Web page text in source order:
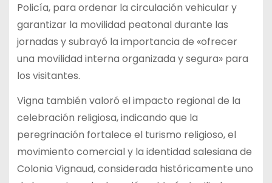
Policía, para ordenar la circulación vehicular y
garantizar la movilidad peatonal durante las
jornadas y subrayó la importancia de «ofrecer
una movilidad interna organizada y segura» para
los visitantes.
Vigna también valoró el impacto regional de la
celebración religiosa, indicando que la
peregrinación fortalece el turismo religioso, el
movimiento comercial y la identidad salesiana de
Colonia Vignaud, considerada históricamente uno